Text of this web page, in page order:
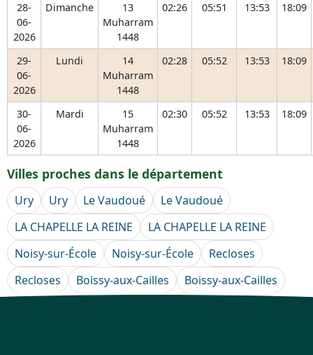
28-
06-
2026
Dimanche
13
Muharram
1448
02:26 05:51 13:53 18:09
29-
06-
2026
Lundi
14
Muharram
1448
02:28 05:52 13:53 18:09
30-
06-
2026
Mardi
15
Muharram
1448
02:30 05:52 13:53 18:09
Villes proches dans le département
Ury Ury Le Vaudoué
Le Vaudoué
LA CHAPELLE LA REINE
LA CHAPELLE LA REINE
Noisy-sur-École
Noisy-sur-École
Recloses
Recloses
Boissy-aux-Cailles Boissy-aux-Cailles